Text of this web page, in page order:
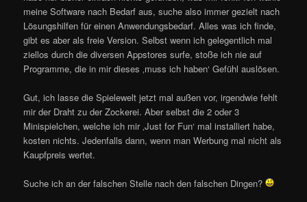
meine Software nach Bedarf aus, suche also immer gezielt nach
Lösungshilfen für einen Anwendungsbedarf. Alles was ich finde,
gibt es aber als freie Version. Selbst wenn ich gelegentlich mal
ziellos durch die diversen Appstores surfe, stoße ich nie auf
Programme, die in mir dieses ‚muss ich haben‘ Gefühl auslösen.
Gut, ich lasse die Spielewelt jetzt mal außen vor, irgendwie fehlt
mir der Draht zu der Zockerei. Aber selbst die 2 oder 3
Minispielchen, welche ich mir ‚Just for Fun‘ mal installiert habe,
kosten nichts. Jedenfalls dann, wenn man Werbung mal nicht als
Kaupfpreis wertet.
Suche ich an der falschen Stelle nach den falschen Dingen?